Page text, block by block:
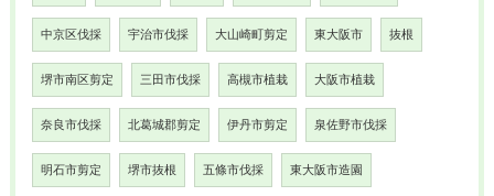
中京区伐採 宇治市伐採 大山崎町剪定 東大阪市 抜根
堺市南区剪定 三田市伐採 高槻市植栽 大阪市植栽
奈良市伐採 北葛城郡剪定 伊丹市剪定 泉佐野市伐採
明石市剪定 堺市抜根 五條市伐採 東大阪市造園